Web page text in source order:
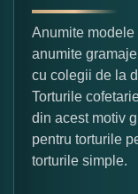
Anumite modele
anumite
cu colegii de la
Torturile
din acest motiv
pentru torturile
torturile simple.